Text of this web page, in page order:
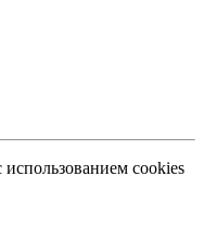
использованием cookies